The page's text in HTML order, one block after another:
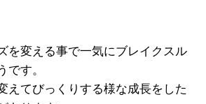
を変える事で一気にブレイクスル
です。
えてびっくりする様な成長をした